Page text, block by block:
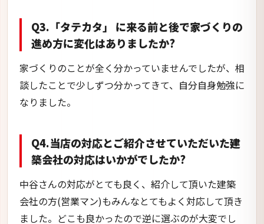
Q3.「タテカタ」 に来る前と後で家づくりの
進め方に変化はありましたか?
家づくりのことが全く分かっていませんでしたが、相
談したことで少しずつ分かってきて、自分自身勉強に
なりました。
Q4.当店の対応とご紹介させていただいた建
築会社の対応はいかがでしたか?
中谷さんの対応がとても良く、紹介して頂いた建築
会社の方(営業マン)もみんなとてもよく対応して頂き
ました。どこも良かったので逆に選ぶのが大変でし